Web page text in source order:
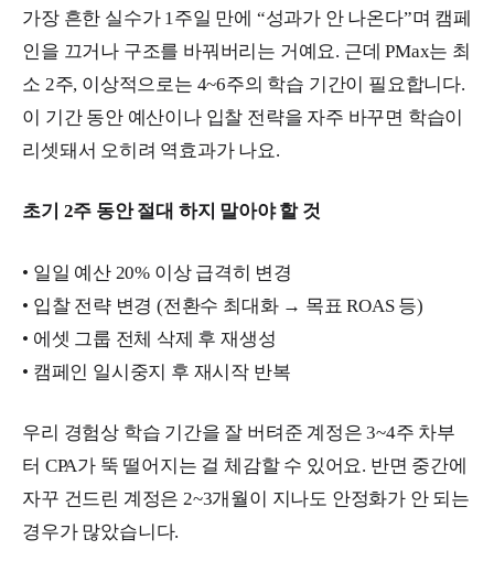
가장 흔한 실수가 1주일 만에 “성과가 안 나온다”며 캠페
인을 끄거나 구조를 바꿔버리는 거예요. 근데 PMax는 최
소 2주, 이상적으로는 4~6주의 학습 기간이 필요합니다.
이 기간 동안 예산이나 입찰 전략을 자주 바꾸면 학습이
리셋돼서 오히려 역효과가 나요.
초기 2주 동안 절대 하지 말아야 할 것
• 일일 예산 20% 이상 급격히 변경
• 입찰 전략 변경 (전환수 최대화 → 목표 ROAS 등)
• 에셋 그룹 전체 삭제 후 재생성
• 캠페인 일시중지 후 재시작 반복
우리 경험상 학습 기간을 잘 버텨준 계정은 3~4주 차부
터 CPA가 뚝 떨어지는 걸 체감할 수 있어요. 반면 중간에
자꾸 건드린 계정은 2~3개월이 지나도 안정화가 안 되는
경우가 많았습니다.